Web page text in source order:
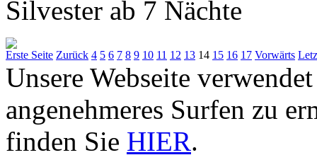
Silvester ab 7 Nächte
Erste Seite Zurück 4 5 6 7 8 9 10 11 12 13 14 15 16 17 Vorwärts
Unsere Webseite
angenehmeres Surfen zu
finden Sie HIER.